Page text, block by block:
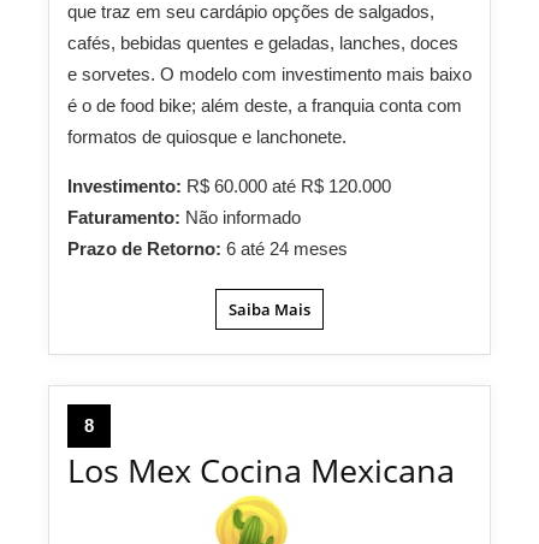
que traz em seu cardápio opções de salgados,
cafés, bebidas quentes e geladas, lanches, doces
e sorvetes. O modelo com investimento mais baixo
é o de food bike; além deste, a franquia conta com
formatos de quiosque e lanchonete.
Investimento: R$ 60.000 até R$ 120.000
Faturamento: Não informado
Prazo de Retorno: 6 até 24 meses
Saiba Mais
8
Los Mex Cocina Mexicana